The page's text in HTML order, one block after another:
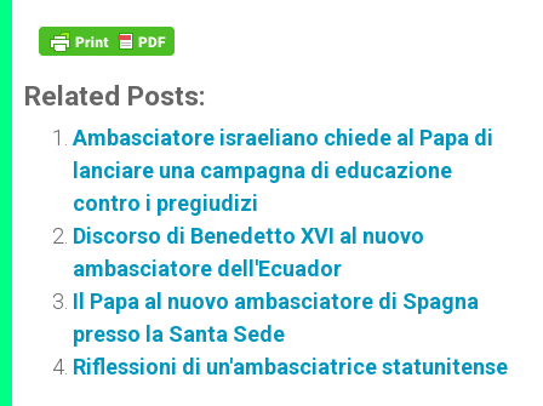
Related Posts:
Ambasciatore israeliano chiede al Papa di
lanciare una campagna di educazione
contro i pregiudizi
Discorso di Benedetto XVI al nuovo
ambasciatore dell'Ecuador
Il Papa al nuovo ambasciatore di Spagna
presso la Santa Sede
Riflessioni di un'ambasciatrice statunitense